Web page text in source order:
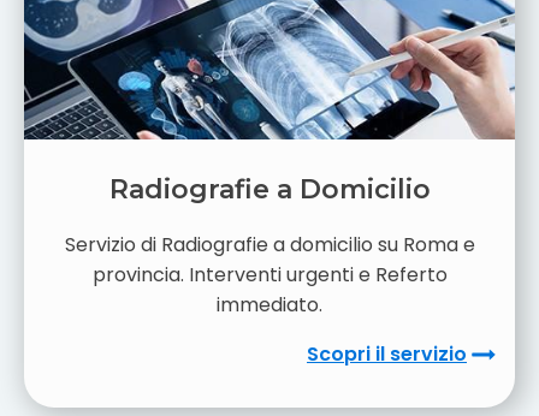
Radiografie a Domicilio
Servizio di Radiografie a domicilio su Roma e
provincia. Interventi urgenti e Referto
immediato.
Scopri il servizio